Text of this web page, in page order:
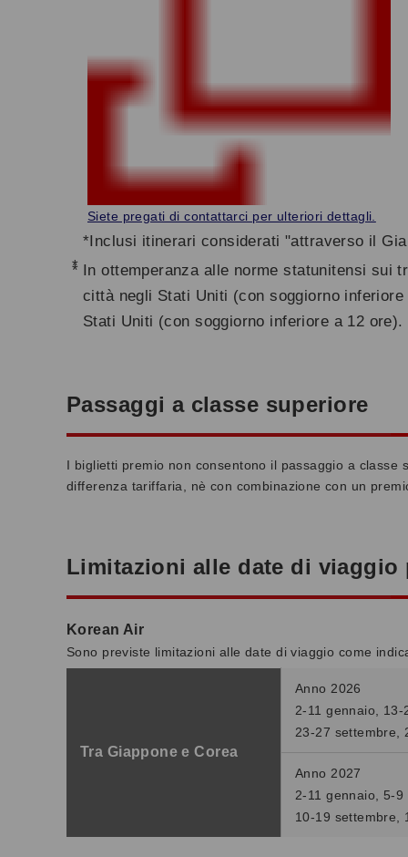
Siete pregati di contattarci per ulteriori dettagli.
*Inclusi itinerari considerati "attraverso il
* In ottemperanza alle norme statunitensi sui
città negli Stati Uniti (con soggiorno
Stati Uniti (con soggiorno inferiore a 12 ore).
Passaggi a classe superiore
I biglietti premio non consentono il passaggio a
differenza tariffaria, nè con combinazione con un
Limitazioni alle date di viaggio
Korean Air
Sono previste limitazioni alle date di viaggio come
Tra Giappone e Corea
Anno 2026
2-11 gennaio,
23-27 settembre,
Anno 2027
2-11 gennaio, 5-
10-19 settembre,